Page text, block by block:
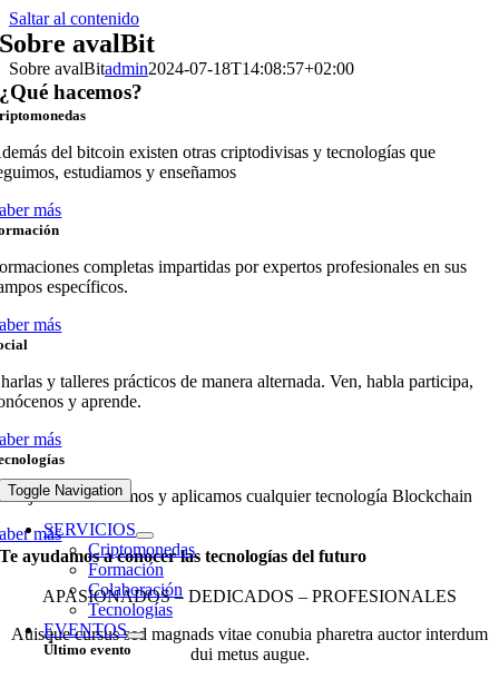
Saltar al contenido
Toggle Navigation
SERVICIOS
Criptomonedas
Formación
Colaboración
Tecnologías
EVENTOS
Último evento
Sobre avalBit
Sobre avalBitadmin2024-07-18T14:08:57+02:00
¿Qué hacemos?
del bitcoin existen otras criptodivisas y tecnologías que
estudiamos y enseñamos
más
completas impartidas por expertos profesionales en sus
específicos.
más
y talleres prácticos de manera alternada. Ven, habla participa,
y aprende.
más
conocemos y aplicamos cualquier tecnología Blockchain
más
Te ayudamos a conocer las tecnologías del futuro
APASIONADOS – DEDICADOS – PROFESIONALES
Auisque cursus sed magnads vitae conubia pharetra auctor interdum
dui metus augue.